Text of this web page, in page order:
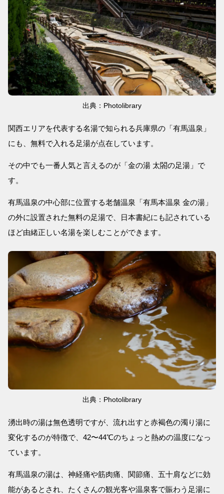
出典：Photolibrary
関西エリアを代表する名湯で知られる兵庫県の「有馬温泉」
にも、無料で入れる足湯が点在しています。
その中でも一番人気と言えるのが「金の湯 太閤の足湯」で
す。
有馬温泉の中心部に位置する老舗温泉「有馬本温泉 金の湯」
の外に設置された無料の足湯で、日本書紀にも記されている
ほど由緒正しい名湯を楽しむことができます。
出典：Photolibrary
湧出時の湯は無色透明ですが、流れ出すと赤褐色の濁り湯に
変化するのが特徴で、42〜44℃のちょっと熱めの温度になっ
ています。
有馬温泉の湯は、神経痛や筋肉痛、関節痛、五十肩などに効
能があるとされ、たくさんの観光客や温泉客で賑わう足湯に